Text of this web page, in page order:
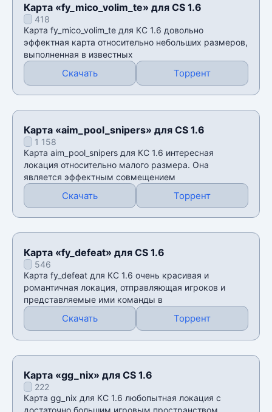
Карта «fy_mico_volim_te» для CS 1.6
418
Карта fy_mico_volim_te для КС 1.6 довольно
эффектная карта относительно небольших размеров,
выполненная в известных
Скачать Торрент
Карта «aim_pool_snipers» для CS 1.6
1 158
Карта aim_pool_snipers для КС 1.6 интересная
локация относительно малого размера. Она
является эффектным совмещением
Скачать Торрент
Карта «fy_defeat» для CS 1.6
546
Карта fy_defeat для КС 1.6 очень красивая и
романтичная локация, отправляющая игроков и
представляемые ими команды в
Скачать Торрент
Карта «gg_nix» для CS 1.6
222
Карта gg_nix для КС 1.6 любопытная локация с
достаточно большим игровым пространством,